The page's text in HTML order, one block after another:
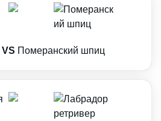
VS Померанский шпиц